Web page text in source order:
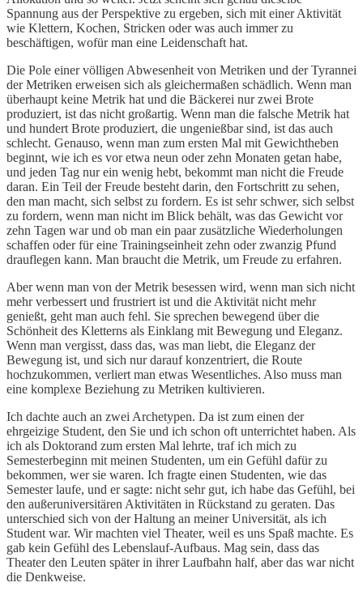
Spannung aus der Perspektive zu ergeben, sich mit einer Aktivität
wie Klettern, Kochen, Stricken oder was auch immer zu
beschäftigen, wofür man eine Leidenschaft hat.
Die Pole einer völligen Abwesenheit von Metriken und der Tyrannei
der Metriken erweisen sich als gleichermaßen schädlich. Wenn man
überhaupt keine Metrik hat und die Bäckerei nur zwei Brote
produziert, ist das nicht großartig. Wenn man die falsche Metrik hat
und hundert Brote produziert, die ungenießbar sind, ist das auch
schlecht. Genauso, wenn man zum ersten Mal mit Gewichtheben
beginnt, wie ich es vor etwa neun oder zehn Monaten getan habe,
und jeden Tag nur ein wenig hebt, bekommt man nicht die Freude
daran. Ein Teil der Freude besteht darin, den Fortschritt zu sehen,
den man macht, sich selbst zu fordern. Es ist sehr schwer, sich selbst
zu fordern, wenn man nicht im Blick behält, was das Gewicht vor
zehn Tagen war und ob man ein paar zusätzliche Wiederholungen
schaffen oder für eine Trainingseinheit zehn oder zwanzig Pfund
drauflegen kann. Man braucht die Metrik, um Freude zu erfahren.
Aber wenn man von der Metrik besessen wird, wenn man sich nicht
mehr verbessert und frustriert ist und die Aktivität nicht mehr
genießt, geht man auch fehl. Sie sprechen bewegend über die
Schönheit des Kletterns als Einklang mit Bewegung und Eleganz.
Wenn man vergisst, dass das, was man liebt, die Eleganz der
Bewegung ist, und sich nur darauf konzentriert, die Route
hochzukommen, verliert man etwas Wesentliches. Also muss man
eine komplexe Beziehung zu Metriken kultivieren.
Ich dachte auch an zwei Archetypen. Da ist zum einen der
ehrgeizige Student, den Sie und ich schon oft unterrichtet haben. Als
ich als Doktorand zum ersten Mal lehrte, traf ich mich zu
Semesterbeginn mit meinen Studenten, um ein Gefühl dafür zu
bekommen, wer sie waren. Ich fragte einen Studenten, wie das
Semester laufe, und er sagte: nicht sehr gut, ich habe das Gefühl, bei
den außeruniversitären Aktivitäten in Rückstand zu geraten. Das
unterschied sich von der Haltung an meiner Universität, als ich
Student war. Wir machten viel Theater, weil es uns Spaß machte. Es
gab kein Gefühl des Lebenslauf-Aufbaus. Mag sein, dass das
Theater den Leuten später in ihrer Laufbahn half, aber das war nicht
die Denkweise.